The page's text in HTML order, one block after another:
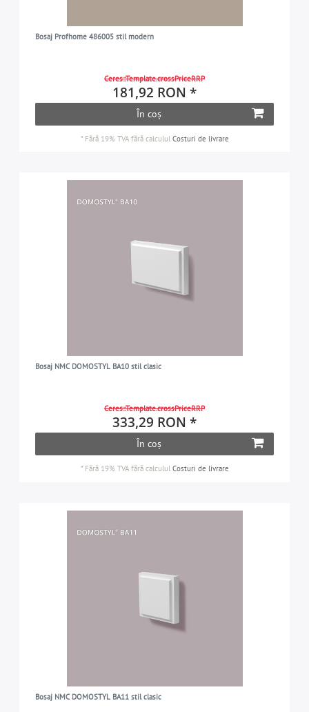
Bosaj Profhome 486005 stil modern
Ceres::Template.crossPriceRRP
181,92 RON *
În coș
* Fără 19% TVAfără calculul Costuri de livrare
Bosaj NMC DOMOSTYL BA10 stil clasic
Ceres::Template.crossPriceRRP
333,29 RON *
În coș
* Fără 19% TVAfără calculul Costuri de livrare
Bosaj NMC DOMOSTYL BA11 stil clasic